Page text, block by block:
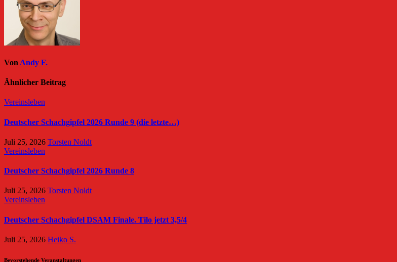
Von Andy F.
Ähnlicher Beitrag
Vereinsleben
Deutscher Schachgipfel 2026 Runde 9 (die letzte…)
Juli 25, 2026 Torsten Noldt
Vereinsleben
Deutscher Schachgipfel 2026 Runde 8
Juli 25, 2026 Torsten Noldt
Vereinsleben
Deutscher Schachgipfel DSAM Finale. Tilo jetzt 3,5/4
Juli 25, 2026 Heiko S.
Bevorstehende Veranstaltungen